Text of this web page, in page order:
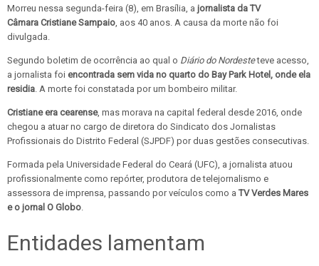
Morreu nessa segunda-feira (8), em Brasília, a jornalista da TV
Câmara Cristiane Sampaio, aos 40 anos. A causa da morte não foi
divulgada.
Segundo boletim de ocorrência ao qual o Diário do Nordesteteve acesso,
a jornalista foi encontrada sem vida no quarto do Bay Park Hotel, onde ela
residia. A morte foi constatada por um bombeiro militar.
Cristiane era cearense, mas morava na capital federal desde 2016, onde
chegou a atuar no cargo de diretora do Sindicato dos Jornalistas
Profissionais do Distrito Federal (SJPDF) por duas gestões consecutivas.
Formada pela Universidade Federal do Ceará (UFC), a jornalista atuou
profissionalmente como repórter, produtora de telejornalismo e
assessora de imprensa, passando por veículos como a TV Verdes Mares
e o jornal O Globo.
Entidades lamentam